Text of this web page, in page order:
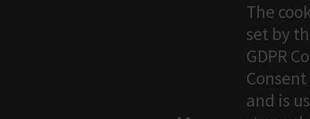
The
set by
GDPR
and is